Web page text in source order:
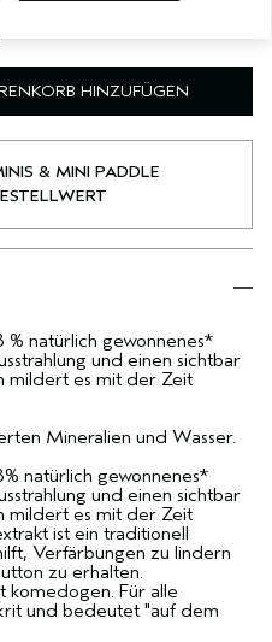
HINZUFÜGEN
& MINI PADDLE
natürlich gewonnenes*
und einen sichtbar
mildert es mit der Zeit
Mineralien und Wasser.
natürlich gewonnenes*
und einen sichtbar
mildert es mit der Zeit
ist ein traditionell
Verfärbungen zu lindern
zu erhalten.
komedogen. Für alle
und bedeutet "auf dem